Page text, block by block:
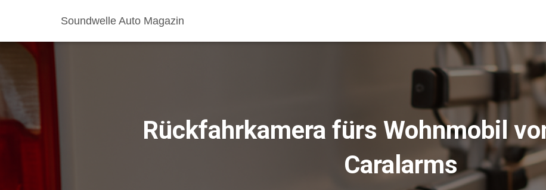
Soundwelle Auto Magazin
Rückfahrkamera fürs Wohnmobil
Caralarms